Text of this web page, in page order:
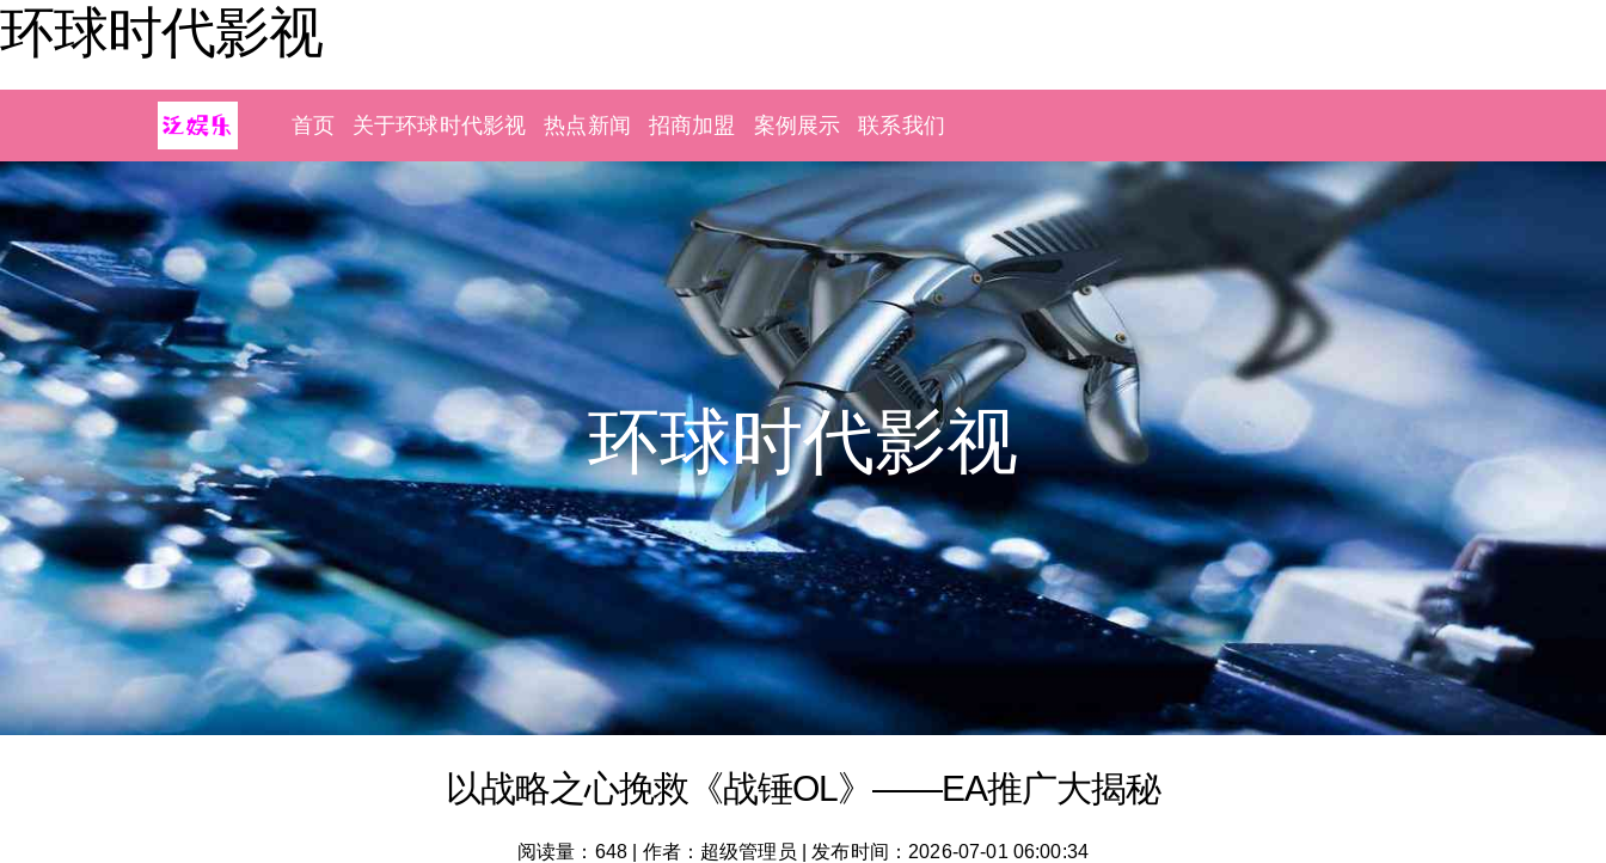
环球时代影视
首页 关于环球时代影视 热点新闻 招商加盟 案例展示 联系我们
环球时代影视
以战略之心挽救《战锤OL》——EA推广大揭秘
阅读量：648 作者：超级管理员 发布时间：2026-07-01 06:00:34